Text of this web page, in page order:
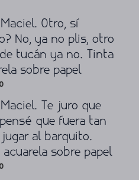
Otro, sí
No, ya no plis, otro
tucán ya no. Tinta
sobre papel
Te juro que
que fuera tan
al barquito.
acuarela sobre papel